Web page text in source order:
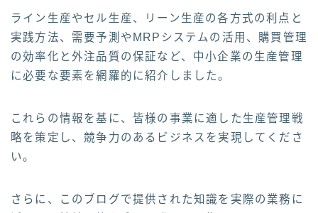
ライン生産やセル生産、リーン生産の各方式の利点と
実践方法、需要予測やMRPシステムの活用、購買管理
の効率化と外注品質の保証など、中小企業の生産管理
に必要な要素を網羅的に紹介しました。
これらの情報を基に、皆様の事業に適した生産管理戦
略を策定し、競争力のあるビジネスを実現してくださ
い。
さらに、このブログで提供された知識を実際の業務に